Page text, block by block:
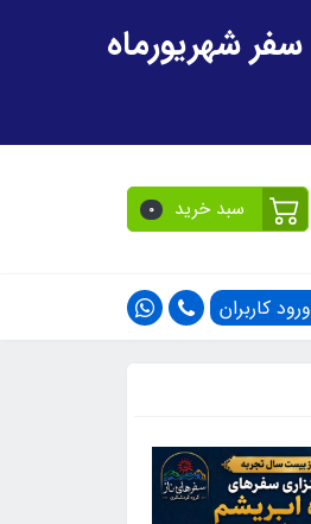
سبد خرید 0
ورود کاربران